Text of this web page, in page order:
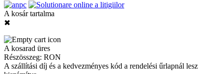
A kosár tartalma
✖
A kosarad üres
Részösszeg: RON
A szállítási díj és a kedvezményes kód a rendelési űrlapnál lesz